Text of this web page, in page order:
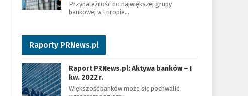
Przynależność do największej grupy
bankowej w Europie…
Raporty PRNews.pl
Raport PRNews.pl: Aktywa banków – I
kw. 2022 r.
Większość banków może się pochwalić